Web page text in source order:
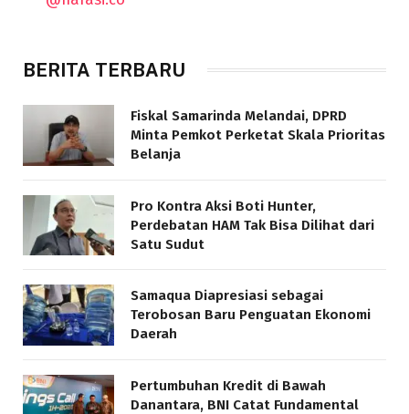
BERITA TERBARU
Fiskal Samarinda Melandai, DPRD
Minta Pemkot Perketat Skala Prioritas
Belanja
Pro Kontra Aksi Boti Hunter,
Perdebatan HAM Tak Bisa Dilihat dari
Satu Sudut
Samaqua Diapresiasi sebagai
Terobosan Baru Penguatan Ekonomi
Daerah
Pertumbuhan Kredit di Bawah
Danantara, BNI Catat Fundamental